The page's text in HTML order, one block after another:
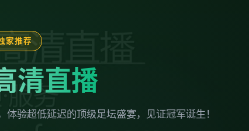
家推荐
清直播
验超低延迟的顶级足坛盛宴，见证冠军诞生！